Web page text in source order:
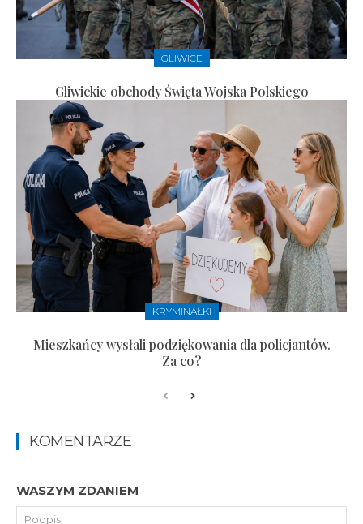
GLIWICE
Gliwickie obchody Święta Wojska Polskiego
KRYMINAŁKI
Mieszkańcy wysłali podziękowania dla policjantów.
Za co?
KOMENTARZE
WASZYM ZDANIEM